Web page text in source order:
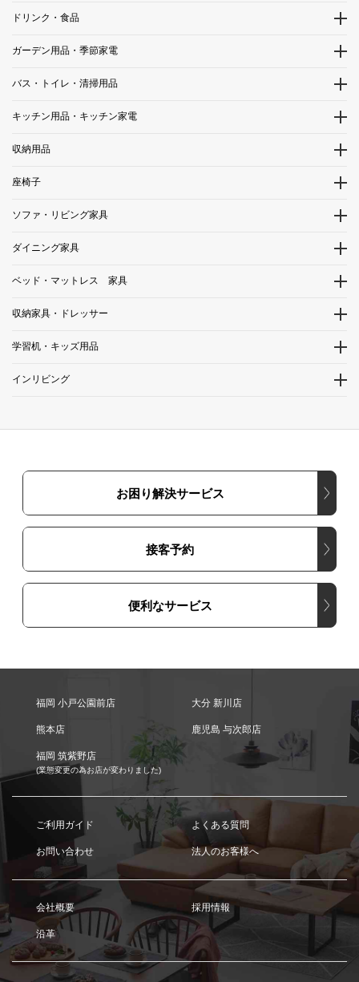
ドリンク・食品
ガーデン用品・季節家電
バス・トイレ・清掃用品
キッチン用品・キッチン家電
収納用品
座椅子
ソファ・リビング家具
ダイニング家具
ベッド・マットレス 家具
収納家具・ドレッサー
学習机・キッズ用品
インリビング
お困り解決サービス
接客予約
便利なサービス
福岡 小戸公園前店 大分 新川店
熊本店 鹿児島 与次郎店
福岡 筑紫野店
(業態変更の為お店が変わりました)
ご利用ガイド よくある質問
お問い合わせ 法人のお客様へ
会社概要 採用情報
沿革